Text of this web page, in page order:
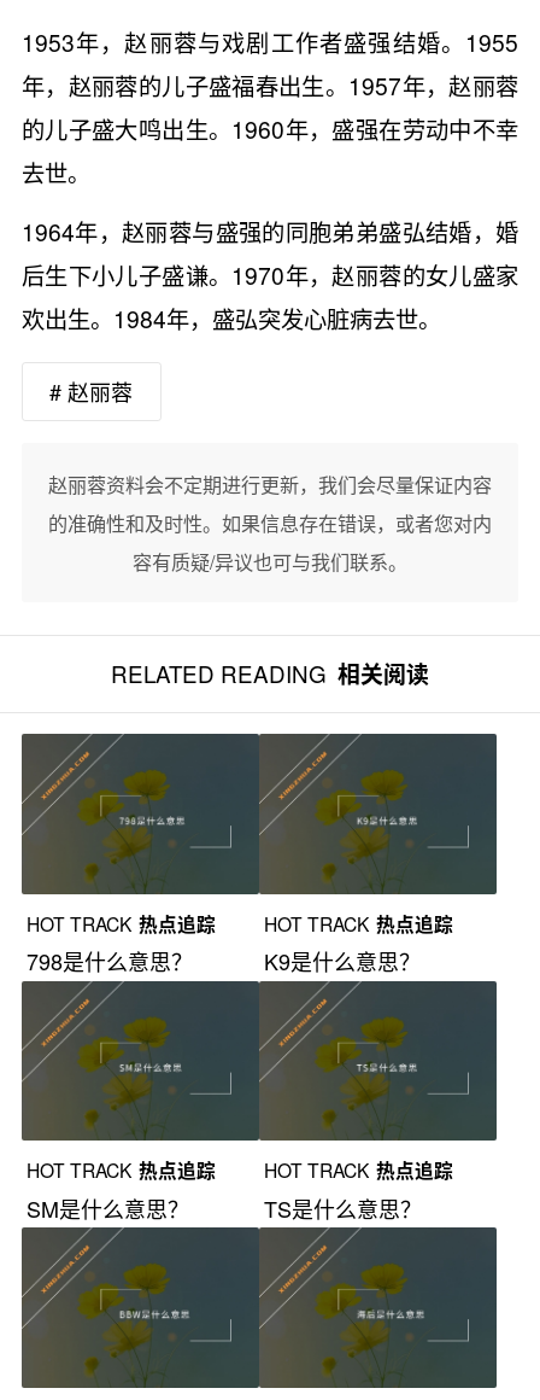
1953年，赵丽蓉与戏剧工作者盛强结婚。1955
年，赵丽蓉的儿子盛福春出生。1957年，赵丽蓉
的儿子盛大鸣出生。1960年，盛强在劳动中不幸
去世。
1964年，赵丽蓉与盛强的同胞弟弟盛弘结婚，婚
后生下小儿子盛谦。1970年，赵丽蓉的女儿盛家
欢出生。1984年，盛弘突发心脏病去世。
# 赵丽蓉
赵丽蓉资料会不定期进行更新，我们会尽量保证内容
的准确性和及时性。如果信息存在错误，或者您对内
容有质疑/异议也可与我们联系。
RELATED READING 相关阅读
HOT TRACK 热点追踪
798是什么意思？
HOT TRACK 热点追踪
K9是什么意思？
HOT TRACK 热点追踪
SM是什么意思？
HOT TRACK 热点追踪
TS是什么意思？